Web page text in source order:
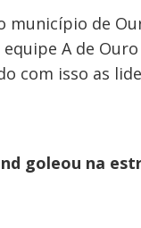
município de
A de
com isso as
goleou na